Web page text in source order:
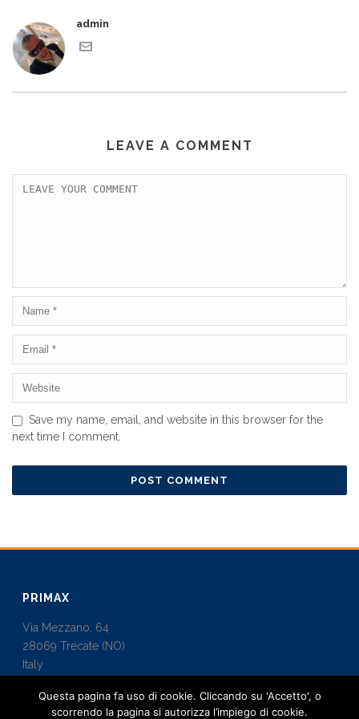
admin
LEAVE A COMMENT
Save my name, email, and website in this browser for the
next time I comment.
PRIMAX
Via Mezzano, 64
28069 Trecate (NO)
Italy
info@primaxbuild.it
Questa pagina fa uso di cookie. Cliccando su 'Accetto', o
scorrendo la pagina si autorizza l’impiego di cookie.